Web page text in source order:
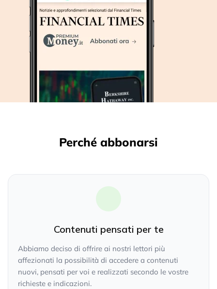
Perché abbonarsi
Contenuti pensati per te
Abbiamo deciso di offrire ai nostri lettori più
affezionati la possibilità di accedere a contenuti
nuovi, pensati per voi e realizzati secondo le vostre
richieste e indicazioni.